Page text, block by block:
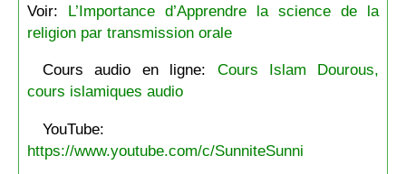
Voir: L’Importance d’Apprendre la science de la
religion par transmission orale
Cours audio en ligne: Cours Islam Dourous,
cours islamiques audio
YouTube:
https://www.youtube.com/c/SunniteSunni